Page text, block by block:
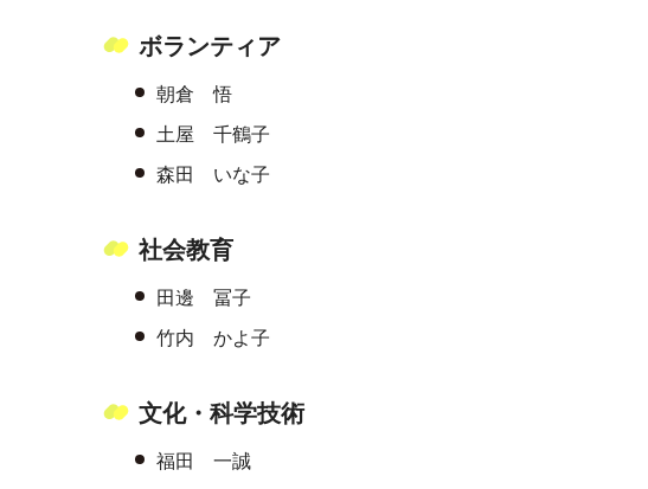
ボランティア
朝倉 悟
土屋 千鶴子
森田 いな子
社会教育
田邊 冨子
竹内 かよ子
文化・科学技術
福田 一誠